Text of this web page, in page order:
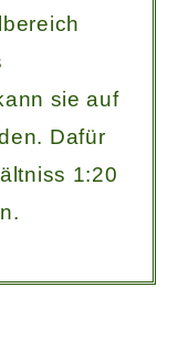
sie auf
Dafür
1:20